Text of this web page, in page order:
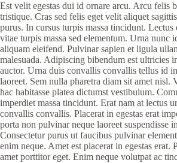
Est velit egestas dui id ornare arcu. Arcu felis
tristique. Cras sed felis eget velit aliquet
purus. In cursus turpis massa tincidunt. Lectus
vitae turpis massa sed elementum. Urna nunc
aliquam eleifend. Pulvinar sapien et ligula
malesuada. Adipiscing bibendum est ultricies
auctor. Urna duis convallis convallis tellus id
laoreet. Sem nulla pharetra diam sit amet nisl.
hac habitasse platea dictumst vestibulum.
imperdiet massa tincidunt. Erat nam at lectus
convallis convallis. Placerat in egestas erat
porta non pulvinar neque laoreet suspendisse
Consectetur purus ut faucibus pulvinar
enim neque. Amet est placerat in egestas erat.
amet porttitor eget. Enim neque volutpat ac